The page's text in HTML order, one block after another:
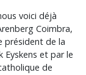
voici déjà
Coimbra,
président de la
Eyskens et par le
de